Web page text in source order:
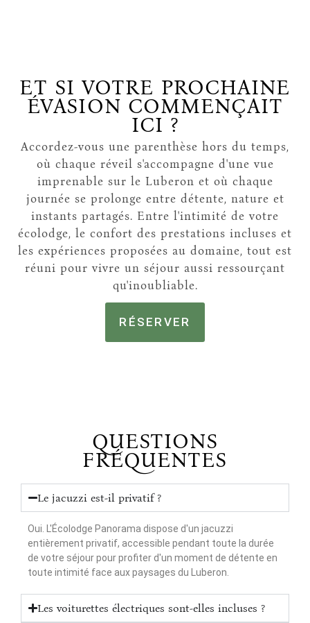
ET SI VOTRE PROCHAINE
ÉVASION COMMENÇAIT
ICI ?
Accordez-vous une parenthèse hors du temps,
où chaque réveil s'accompagne d'une vue
imprenable sur le Luberon et où chaque
journée se prolonge entre détente, nature et
instants partagés. Entre l'intimité de votre
écolodge, le confort des prestations incluses et
les expériences proposées au domaine, tout est
réuni pour vivre un séjour aussi ressourçant
qu'inoubliable.
RÉSERVER
QUESTIONS
FRÉQUENTES
Le jacuzzi est-il privatif ?
Oui. L'Écolodge Panorama dispose d'un jacuzzi
entièrement privatif, accessible pendant toute la durée
de votre séjour pour profiter d'un moment de détente en
toute intimité face aux paysages du Luberon.
Les voiturettes électriques sont-elles incluses ?